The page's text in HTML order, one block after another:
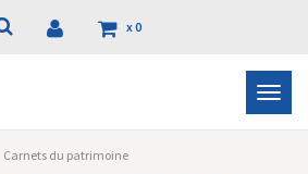
x0
la
Carnets du patrimoine